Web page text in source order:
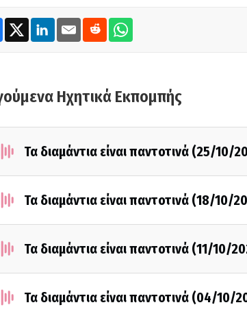
Ηχητικά Εκπομπής
Τα διαμάντια είναι παντοτινά (25/10/
Τα διαμάντια είναι παντοτινά (18/10/
Τα διαμάντια είναι παντοτινά (11/10/
Τα διαμάντια είναι παντοτινά (04/10/